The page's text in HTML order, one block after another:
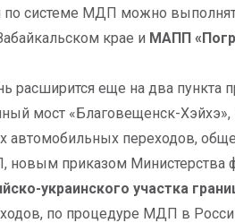
системе МДП можно
крае и МАПП
расширится еще на два пункта
мост «Благовещенск-Хэйхэ»,
автомобильных переходов,
новым приказом Министерства
украинского участка
по процедуре МДП в